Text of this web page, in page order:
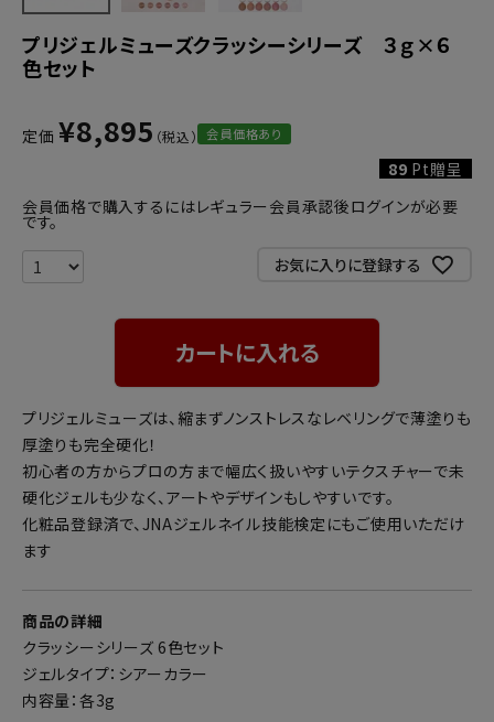
プリジェルミューズクラッシーシリーズ ３ｇ×６
色セット
定価 ¥8,895 会員価格あり
89 Pt贈呈
会員価格で購入するにはレギュラー会員承認後ログインが必要
です。
お気に入りに登録する
カートに入れる
プリジェルミューズは、縮まずノンストレスなレベリングで薄塗りも
厚塗りも完全硬化！
初心者の方からプロの方まで幅広く扱いやすいテクスチャーで未
硬化ジェルも少なく、アートやデザインもしやすいです。
化粧品登録済で、JNAジェルネイル技能検定にもご使用いただけ
ます
商品の詳細
クラッシーシリーズ 6色セット
ジェルタイプ：シアーカラー
内容量：各3g